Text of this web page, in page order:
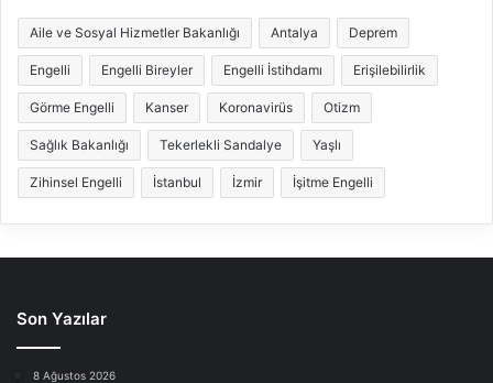
Aile ve Sosyal Hizmetler Bakanlığı Antalya Deprem
Engelli Engelli Bireyler Engelli İstihdamı Erişilebilirlik
Görme Engelli Kanser Koronavirüs Otizm
Sağlık Bakanlığı Tekerlekli Sandalye Yaşlı
Zihinsel Engelli İstanbul İzmir İşitme Engelli
Son Yazılar
8 Ağustos 2026